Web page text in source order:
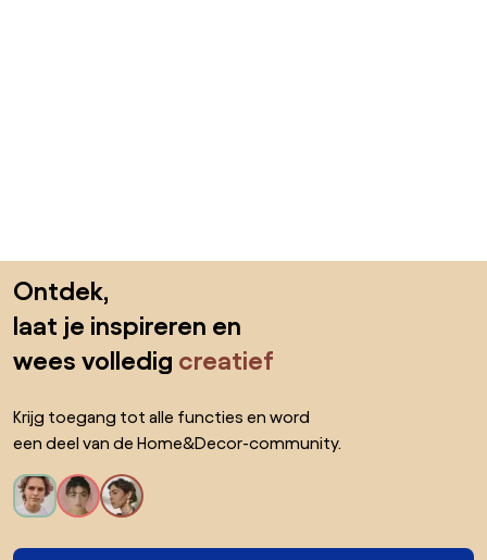
Ontdek,
laat je inspireren en
wees volledig creatief
Krijg toegang tot alle functies en word
een deel van de Home&Decor-community.